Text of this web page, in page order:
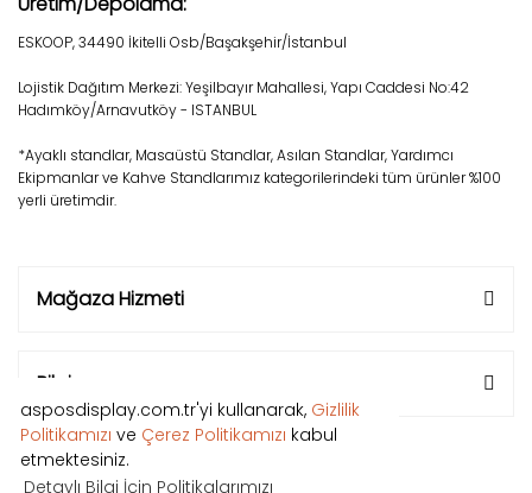
asposdisplay.com.tr'yi kullanarak, Gizlilik
Politikamızı ve Çerez Politikamızı kabul
etmektesiniz.
Detaylı Bilgi İçin Politikalarımızı
ESKOOP, 34490 İkitelli Osb/Başakşehir/İstanbul
Lojistik Dağıtım Merkezi: Yeşilbayır Mahallesi, Yapı Caddesi No:42
Hadımköy/Arnavutköy - ISTANBUL
*Ayaklı standlar, Masaüstü Standlar, Asılan Standlar, Yardımcı
Ekipmanlar ve Kahve Standlarımız kategorilerindeki tüm ürünler %100
yerli üretimdir.
Mağaza Hizmeti
Bilgi